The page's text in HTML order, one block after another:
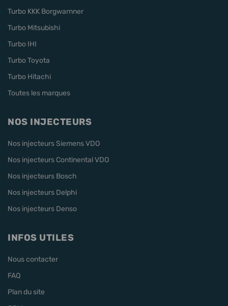
Turbo KKK Borgwarnner
Turbo Mitsubishi
Turbo IHI
Turbo Toyota
Turbo Hitachi
Toutes les marques
NOS INJECTEURS
Nos injecteurs Siemens VDO
Nos injecteurs Continental VDO
Nos injecteurs Bosch
Nos injecteurs Delphi
Nos injecteurs Denso
INFOS UTILES
Nous contacter
FAQ
Plan du site